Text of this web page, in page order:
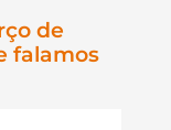
de
falamos